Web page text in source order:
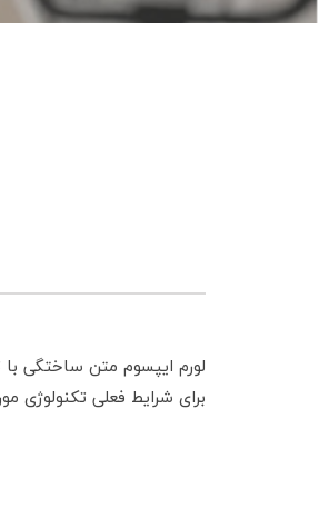
لورم ایپسوم متن ساختگی
برای شرایط فعلی تکنولوژی